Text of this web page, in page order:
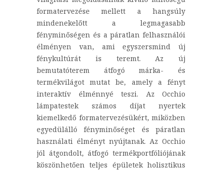
formatervezése mellett a hangsúly
mindenekelőtt a legmagasabb
fényminőségen és a páratlan felhasználói
élményen van, ami egyszersmind új
fénykultúrát is teremt. Az új
bemutatóterem átfogó márka- és
termékvilágot mutat be, amely a fényt
interaktív élménnyé teszi. Az Occhio
lámpatestek számos díjat nyertek
kiemelkedő formatervezésükért, miközben
egyedülálló fényminőséget és páratlan
használati élményt nyújtanak. Az Occhio
jól átgondolt, átfogó termékportfóliójának
köszönhetően teljes épületek holisztikus